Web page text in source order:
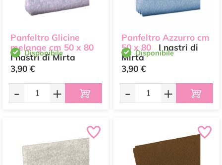
Panfeltro Glicine
melange cm 50 x 80
I nastri di Mirta
Disponibile
3,90 €
- +
Panfeltro Azzurro cm
50 x 80
I nastri di
MirtaDisponibile
3,90 €
- +